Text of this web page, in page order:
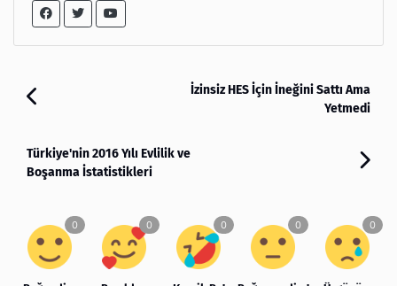
İzinsiz HES İçin İneğini Sattı Ama
Yetmedi
Türkiye'nin 2016 Yılı Evlilik ve
Boşanma İstatistikleri